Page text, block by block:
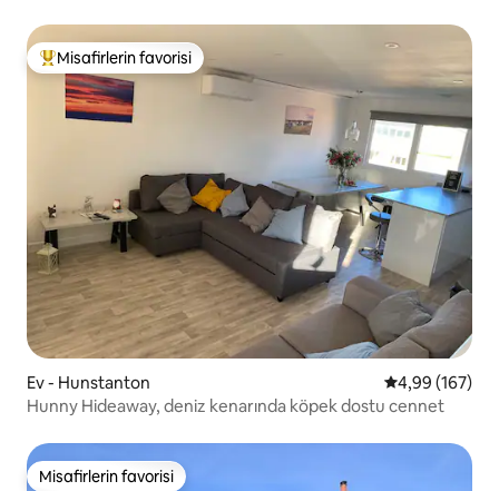
Misafirlerin favorilerinden en beğenilenler arasında
Misafirlerin favorisi
Ev - Hunstanton 5 üzerinden
4,99 (167)
Hunny Hideaway, deniz kenarında köpek dostu cennet
Misafirlerin favorisi
Misafirlerin favorisi